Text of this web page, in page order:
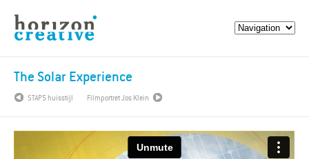
The Solar Experience
STAP5 huisstijl Filmportret Jos Klein